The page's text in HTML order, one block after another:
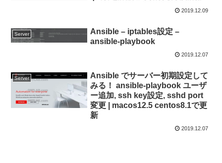
2019.12.09
Server
Ansible – iptables設定 –
ansible-playbook
2019.12.07
Server
Ansible でサーバー初期設定して
みる！ ansible-playbook ユーザ
ー追加, ssh key設定, sshd port
変更 | macos12.5 centos8.1で更
新
2019.12.07